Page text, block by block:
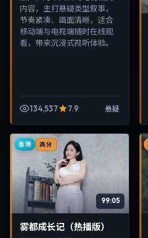
内容，主打悬疑类型叙事，
节奏紧凑、画面清晰，适合
移动端与电视端随时在线观
看，带来沉浸式视听体验。
134,537 7.9 悬疑
香港 高分
99:05
雾都成长记（热播版）